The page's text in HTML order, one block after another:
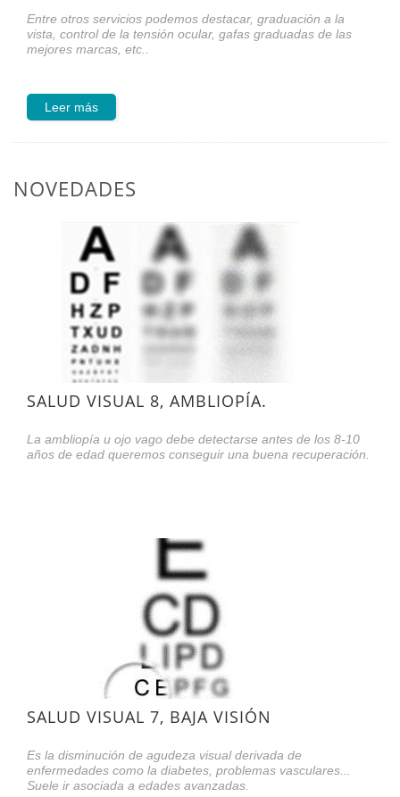
Entre otros servicios podemos destacar, graduación a la
vista, control de la tensión ocular, gafas graduadas de las
mejores marcas, etc..
Leer más
NOVEDADES
SALUD VISUAL 8, AMBLIOPÍA.
La ambliopía u ojo vago debe detectarse antes de los 8-10
años de edad queremos conseguir una buena recuperación.
SALUD VISUAL 7, BAJA VISIÓN
Es la disminución de agudeza visual derivada de
enfermedades como la diabetes, problemas vasculares...
Suele ir asociada a edades avanzadas.